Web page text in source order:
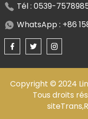
Tél : 0539-
WhatsApp : +86
Copyright © 2024
Tous droits
siteTrans,